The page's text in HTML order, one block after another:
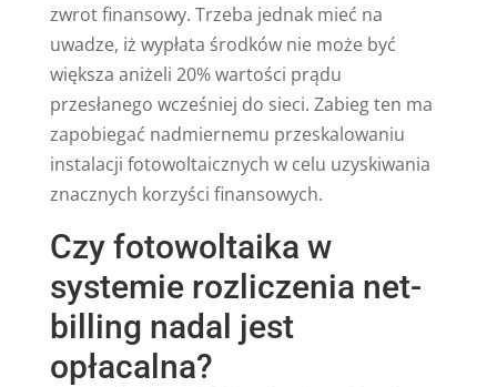
zwrot finansowy. Trzeba jednak mieć na
uwadze, iż wypłata środków nie może być
większa aniżeli 20% wartości prądu
przesłanego wcześniej do sieci. Zabieg ten ma
zapobiegać nadmiernemu przeskalowaniu
instalacji fotowoltaicznych w celu uzyskiwania
znacznych korzyści finansowych.
Czy fotowoltaika w
systemie rozliczenia net-
billing nadal jest
opłacalna?